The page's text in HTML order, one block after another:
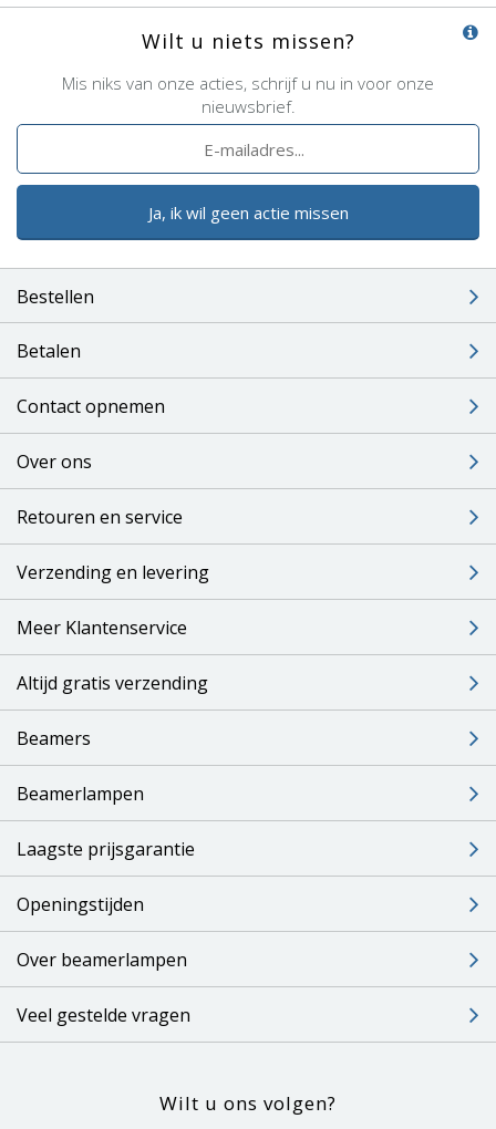
Wilt u niets missen?
Mis niks van onze acties, schrijf u nu in voor onze
nieuwsbrief.
Ja, ik wil geen actie missen
Bestellen
Betalen
Contact opnemen
Over ons
Retouren en service
Verzending en levering
Meer Klantenservice
Altijd gratis verzending
Beamers
Beamerlampen
Laagste prijsgarantie
Openingstijden
Over beamerlampen
Veel gestelde vragen
Wilt u ons volgen?